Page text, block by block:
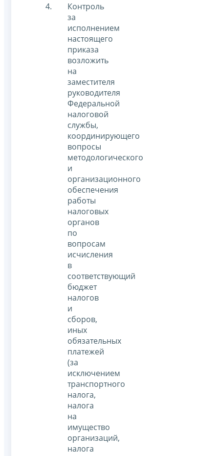
Контроль
за
исполнением
настоящего
приказа
возложить
на
заместителя
руководителя
Федеральной
налоговой
службы,
координирующего
вопросы
методологического
и
организационного
обеспечения
работы
налоговых
органов
по
вопросам
исчисления
в
соответствующий
бюджет
налогов
и
сборов,
иных
обязательных
платежей
(за
исключением
транспортного
налога,
налога
на
имущество
организаций,
налога